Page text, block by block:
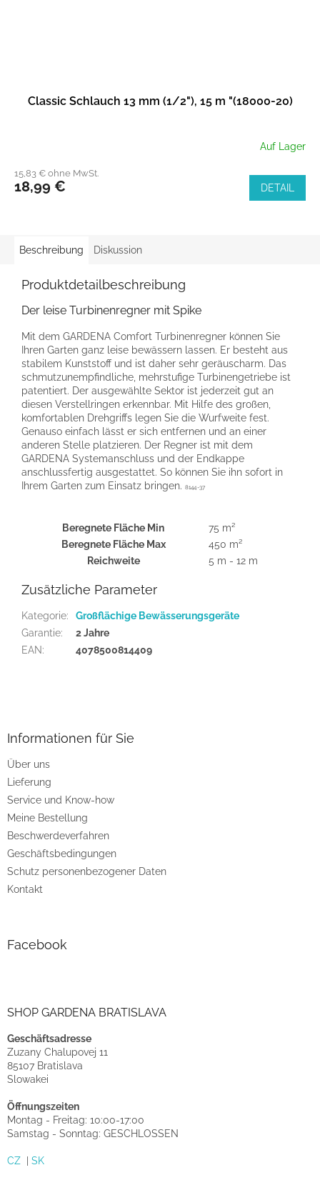
Classic Schlauch 13 mm (1/2"), 15 m "(18000-20)
Auf Lager
15,83 € ohne MwSt.
18,99 € DETAIL
Beschreibung Diskussion
Produktdetailbeschreibung
Der leise Turbinenregner mit Spike
Mit dem GARDENA Comfort Turbinenregner können Sie
Ihren Garten ganz leise bewässern lassen. Er besteht aus
stabilem Kunststoff und ist daher sehr geräuscharm. Das
schmutzunempfindliche, mehrstufige Turbinengetriebe ist
patentiert. Der ausgewählte Sektor ist jederzeit gut an
diesen Verstellringen erkennbar. Mit Hilfe des großen,
komfortablen Drehgriffs legen Sie die Wurfweite fest.
Genauso einfach lässt er sich entfernen und an einer
anderen Stelle platzieren. Der Regner ist mit dem
GARDENA Systemanschluss und der Endkappe
anschlussfertig ausgestattet. So können Sie ihn sofort in
Ihrem Garten zum Einsatz bringen. 8144-37
Beregnete Fläche Min
75 m²
Beregnete Fläche Max
450 m²
Reichweite
5 m - 12 m
Zusätzliche Parameter
Kategorie:
Großflächige Bewässerungsgeräte
Garantie:
2 Jahre
EAN: 4078500814409
e
Informationen für Sie
Über uns
Lieferung
Service und Know-how
Meine Bestellung
Beschwerdeverfahren
Geschäftsbedingungen
Schutz personenbezogener Daten
Kontakt
Facebook
SHOP GARDENA BRATISLAVA
Geschäftsadresse
Zuzany Chalupovej 11
85107 Bratislava
Slowakei
Öffnungszeiten
Montag - Freitag: 10:00-17:00
Samstag - Sonntag: GESCHLOSSEN
CZ SK